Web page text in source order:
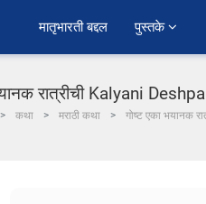
﻿मातृभारती बद्दल पुस्तके
रात्रीची Kalyani
कथा मराठी कथा गोष्ट एका भयानक